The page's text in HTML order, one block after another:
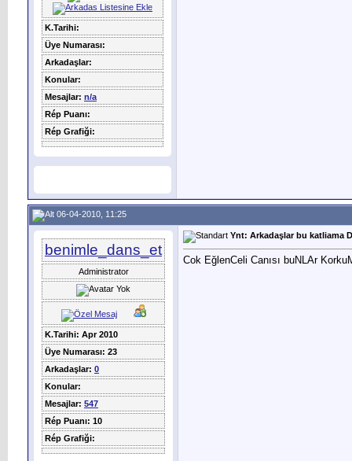
K.Tarihi:
Üye Numarası:
Arkadaşlar:
Konular:
Mesajlar: n/a
Rép Puanı:
Rép Grafiği:
06-04-2010, 11:25
benimle_dans_et
Administrator
K.Tarihi: Apr 2010
Üye Numarası: 23
Arkadaşlar: 0
Konular:
Mesajlar: 547
Rép Puanı: 10
Rép Grafiği:
Ynt: Arkadaşlar bu katliama
Cok EğlenCeli Canısı buNLAr